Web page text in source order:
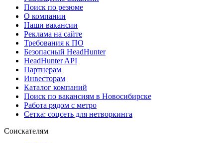
Поиск по резюме
О компании
Наши вакансии
Реклама на сайте
Требования к ПО
Безопасный HeadHunter
HeadHunter API
Партнерам
Инвесторам
Каталог компаний
Поиск по вакансиям в Новосибирске
Работа рядом с метро
Сетка: соцсеть для нетворкинга
Соискателям